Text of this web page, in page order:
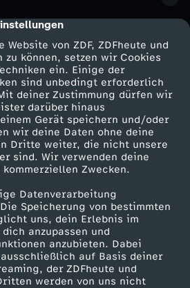
von ZDF, ZDFheute und
können, setzen wir Cookies
ein. Einige der
sind unbedingt erforderlich
deiner Zustimmung dürfen wir
darüber hinaus
Gerät speichern und/oder
wir deine Daten ohne deine
Dritte weiter, die nicht unsere
sind. Wir verwenden deine
Zwecken.
Datenverarbeitung
Speicherung von bestimmten
uns, dein Erlebnis im
anzupassen und
anzubieten. Dabei
auf Basis deiner
der ZDFheute und
werden von uns nicht
Service
ZDFmitreden
Kontakt zum ZDF
Tickets
Zuschauerservice
Hilfe